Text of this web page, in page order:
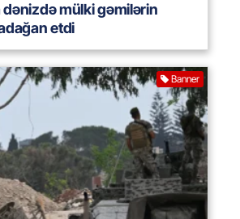
dənizdə mülki gəmilərin
etdi
Banner